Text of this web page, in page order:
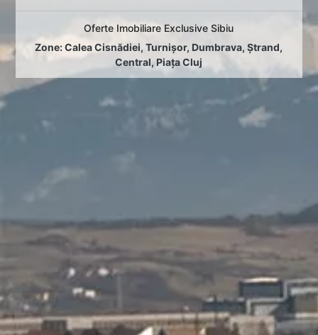
Oferte Imobiliare Exclusive Sibiu
Zone:Calea Cisnădiei,Turnișor, Dumbrava,Ștrand,
Central,Piața Cluj